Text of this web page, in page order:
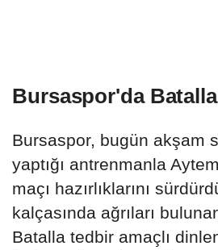
Bursaspor'da
Bursaspor, bugün akşam
yaptığı antrenmanla
maçı hazırlıklarını
kalçasında ağrıları
Batalla tedbir amaçlı